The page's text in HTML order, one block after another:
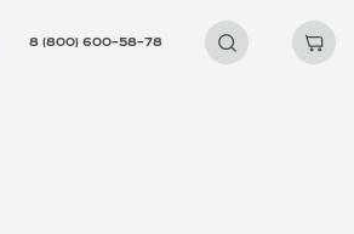
8 (800) 600–58–78